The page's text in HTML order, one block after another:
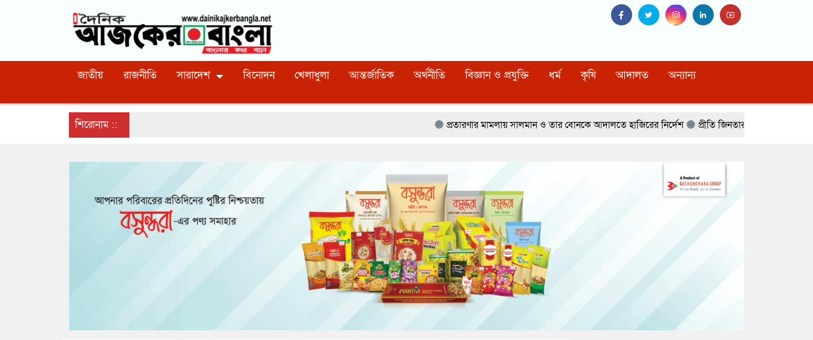
জাতীয় রাজনীতি সারাদেশ বিনোদন খেলাধুলা আন্তর্জাতিক অর্থনীতি বিজ্ঞান ও প্রযুক্তি ধর্ম কৃষি আদালত অন্যান্য
শিরোনাম :: প্রতারণার মামলায় সালমান ও তার বোনকে আদালতে হাজিরের নির্দেশ প্রীতি জিনতার সঙ্গে প্রেমের গুঞ্জন, অবশেষে মুখ